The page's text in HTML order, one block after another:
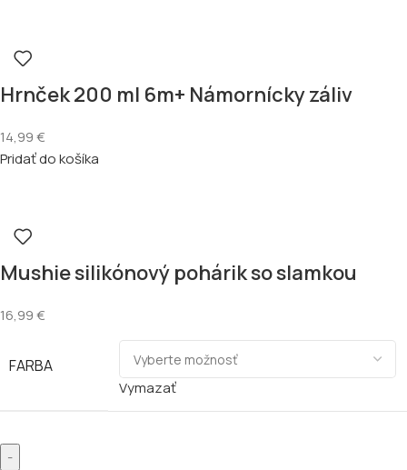
Hrnček 200 ml 6m+ Námornícky záliv
14,99€
Pridať do košíka
Mushie silikónový pohárik so slamkou
16,99€
FARBA
Vymazať